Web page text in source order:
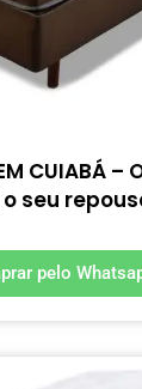
CUIABÁ
seu
pelo